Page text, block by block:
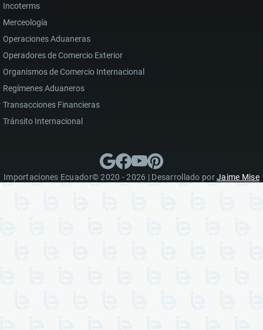
Incoterms
Merceología
Operaciones Aduaneras
Operadores de Comercio Exterior
Organismos de Comercio Internacional
Regímenes Aduaneros
Transacciones Financieras
Tránsito Internacional
Importaciones Ecuador© 2020 - 2026 | Desarrollado porJaime Mise